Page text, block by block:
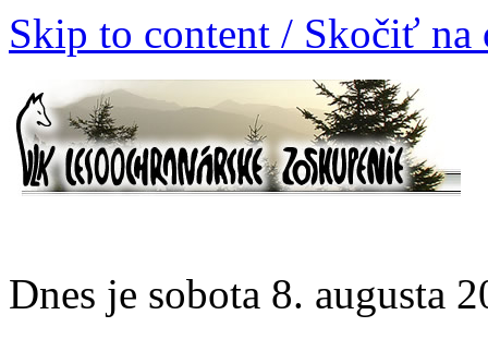
Skip to content / Skočiť na
Dnes je sobota 8. augusta